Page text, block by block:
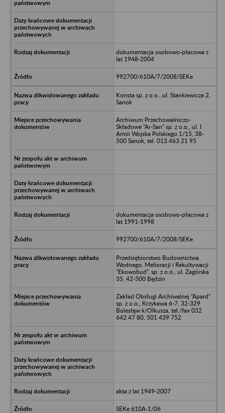
dokumentacja osobowo-płacowa z
lat 1948-2004
992700/610A/7/2008/SEKe
Konsta sp. z o.o., ul. Stankiewicza 2,
Sanok
Archiwum Przechowalniczo-
Składowe "Ar-San" sp. z o.o., ul. I
Armii Wojska Polskiego 1/15, 38-
500 Sanok, tel. 013 463 21 95
dokumentacja osobowo-płacowa z
lat 1991-1998
992700/610A/7/2008/SEKe
Przedsiębiorstwo Budownictwa
Wodnego, Melioracji i Rekultywacji
"Ekowobud", sp. z o.o., ul. Zagórska
35, 42-500 Będzin
Zakład Obsługi Archiwalnej "Apard"
sp. z o.o., Krzykawa 6-7, 32-329
Bolesłąw k/Olkusza, tel./fax 032
642 47 80, 501 439 752
akta z lat 1949-2007
SEKe 610A-1/06